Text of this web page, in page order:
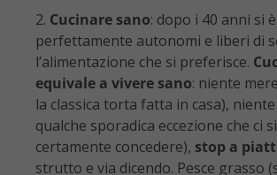
Cucinare sano: dopo i 40 anni si è
perfettamente autonomi e liberi di
l’alimentazione che si preferisce.
equivale a vivere sano: niente
la classica torta fatta in casa),
qualche sporadica eccezione che ci
certamente concedere), stop a
strutto e via dicendo. Pesce grasso